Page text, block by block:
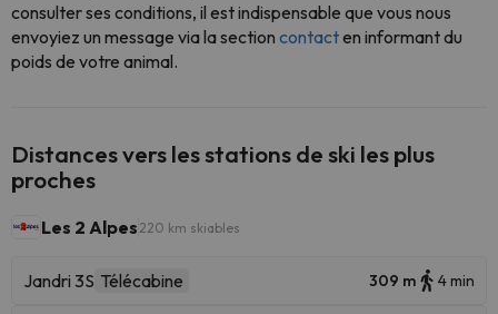
consulter ses conditions, il est indispensable que vous nous
envoyiez un message via la section contacten informant du
poids de votre animal.
Distances vers les stations de ski les plus
proches
Les 2 Alpes 220 km skiables
Jandri 3S Télécabine 309 m 4 min